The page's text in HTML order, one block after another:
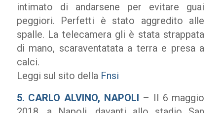
intimato di andarsene per evitare guai
peggiori. Perfetti è stato aggredito alle
spalle. La telecamera gli è stata strappata
di mano, scaraventatata a terra e presa a
calci.
Leggi sul sito della Fnsi
5. CARLO ALVINO, NAPOLI – Il 6 maggio